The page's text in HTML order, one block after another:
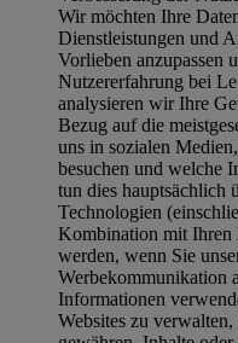
Wir möchten Ihre
Dienstleistungen und
Vorlieben anzupassen
Nutzererfahrung bei
analysieren wir Ihre
Bezug auf die
uns in sozialen
besuchen und welche
tun dies hauptsächlich
Technologien
Kombination mit Ihren
werden, wenn Sie
Werbekommunikation
Informationen
Websites zu